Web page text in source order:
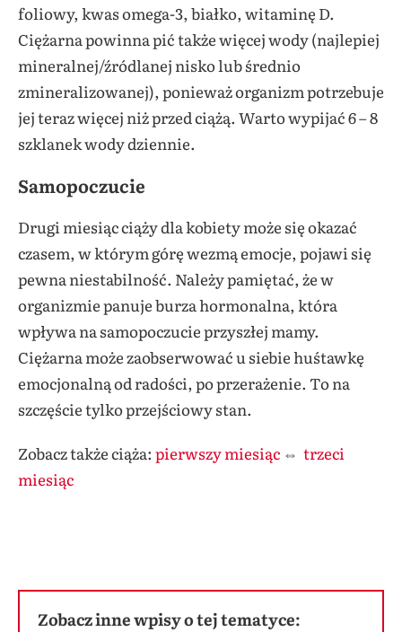
foliowy, kwas omega-3, białko, witaminę D.
Ciężarna powinna pić także więcej wody (najlepiej
mineralnej/źródlanej nisko lub średnio
zmineralizowanej), ponieważ organizm potrzebuje
jej teraz więcej niż przed ciążą. Warto wypijać 6 – 8
szklanek wody dziennie.
Samopoczucie
Drugi miesiąc ciąży dla kobiety może się okazać
czasem, w którym górę wezmą emocje, pojawi się
pewna niestabilność. Należy pamiętać, że w
organizmie panuje burza hormonalna, która
wpływa na samopoczucie przyszłej mamy.
Ciężarna może zaobserwować u siebie huśtawkę
emocjonalną od radości, po przerażenie. To na
szczęście tylko przejściowy stan.
Zobacz także ciąża: pierwszy miesiąc ⇔ trzeci
miesiąc
Zobacz inne wpisy o tej tematyce: